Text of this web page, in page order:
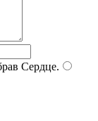
Сердце.